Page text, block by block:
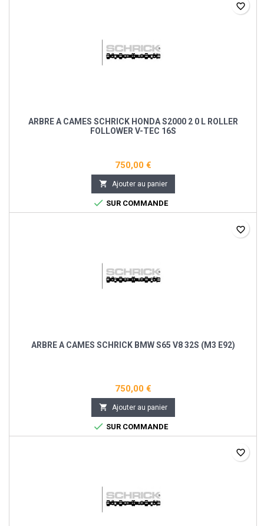
ARBRE A CAMES SCHRICK HONDA S2000 2 0 L ROLLER
FOLLOWER V-TEC 16S
750,00 €
 Ajouter au panier
 SUR COMMANDE
favorite_border
ARBRE A CAMES SCHRICK BMW S65 V8 32S (M3 E92)
750,00 €
 Ajouter au panier
 SUR COMMANDE
favorite_border
favorite_border